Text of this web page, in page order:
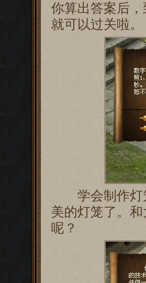
你算出答案后
就可以过关啦。
学会制作灯
美的灯笼了。
呢？